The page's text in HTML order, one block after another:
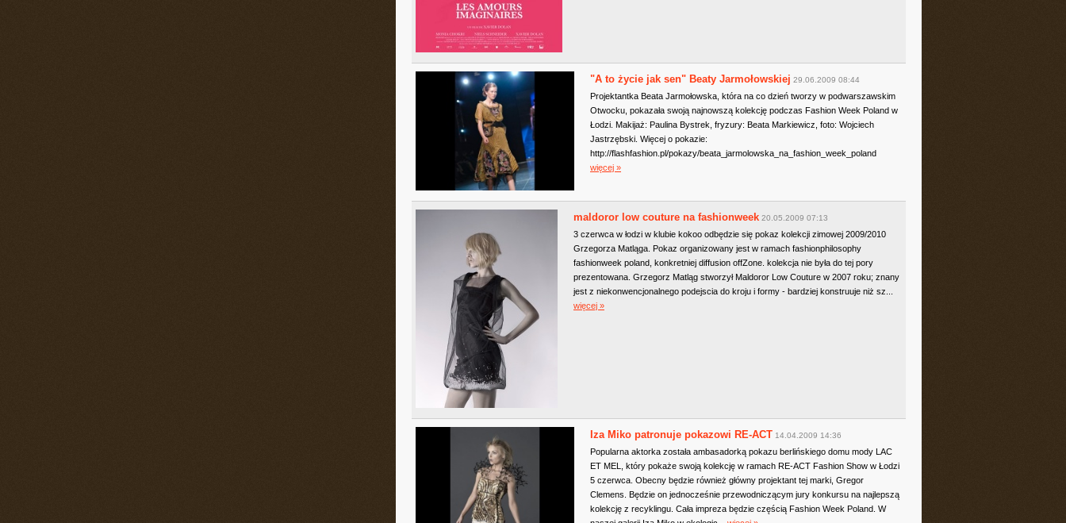
"A to życie jak sen" Beaty Jarmołowskiej 29.06.2009 08:44
Projektantka Beata Jarmołowska, która na co dzień tworzy w podwarszawskim
Otwocku, pokazała swoją najnowszą kolekcję podczas Fashion Week Poland w
Łodzi. Makijaż: Paulina Bystrek, fryzury: Beata Markiewicz, foto: Wojciech
Jastrzębski. Więcej o pokazie:
http://flashfashion.pl/pokazy/beata_jarmolowska_na_fashion_week_poland
więcej »
maldoror low couture na fashionweek 20.05.2009 07:13
3 czerwca w łodzi w klubie kokoo odbędzie się pokaz kolekcji zimowej 2009/2010
Grzegorza Matląga. Pokaz organizowany jest w ramach fashionphilosophy
fashionweek poland, konkretniej diffusion offZone. kolekcja nie była do tej pory
prezentowana. Grzegorz Matląg stworzył Maldoror Low Couture w 2007 roku; znany
jest z niekonwencjonalnego podejscia do kroju i formy - bardziej konstruuje niż sz...
więcej »
Iza Miko patronuje pokazowi RE-ACT 14.04.2009 14:36
Popularna aktorka została ambasadorką pokazu berlińskiego domu mody LAC
ET MEL, który pokaże swoją kolekcję w ramach RE-ACT Fashion Show w Łodzi
5 czerwca. Obecny będzie również główny projektant tej marki, Gregor
Clemens. Będzie on jednocześnie przewodniczącym jury konkursu na najlepszą
kolekcję z recyklingu. Cała impreza będzie częścią Fashion Week Poland. W